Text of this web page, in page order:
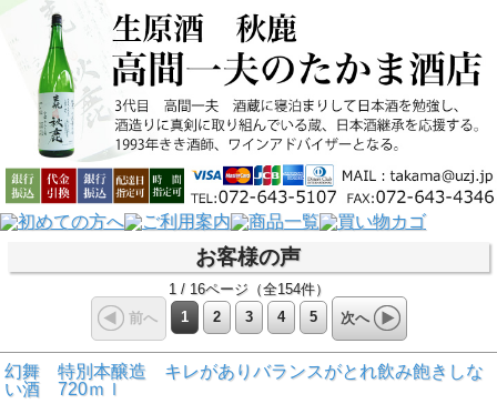
お客様の声
1 / 16ページ（全154件）
前へ
1 2 3 4 5 次へ
幻舞 特別本醸造 キレがありバランスがとれ飲み飽きしな
い酒 720ｍｌ